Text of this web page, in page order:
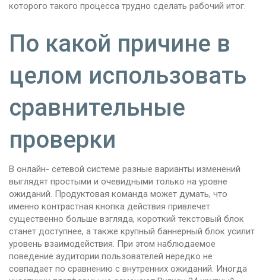
которого такого процесса трудно сделать рабочий итог.
По какой причине в
целом использовать
сравнительные
проверки
В онлайн- сетевой системе разные варианты изменений
выглядят простыми и очевидными только на уровне
ожиданий. Продуктовая команда может думать, что
именно контрастная кнопка действия привлечет
существенно больше взгляда, короткий текстовый блок
станет доступнее, а также крупный баннерный блок усилит
уровень взаимодействия. При этом наблюдаемое
поведение аудитории пользователей нередко не
совпадает по сравнению с внутренних ожиданий. Иногда